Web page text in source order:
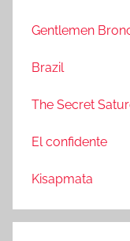
:Gentlemen
Brazil
The Secret
El confidente
Kisapmata